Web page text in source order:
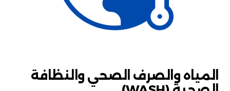
المياه والصرف الصحي والنظافة